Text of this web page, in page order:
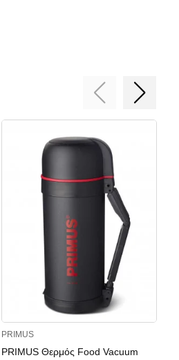
PRIMUS
PRIMUS Θερμός Food Vacuum